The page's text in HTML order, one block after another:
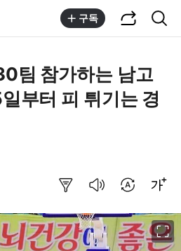
구독
팀 참가하는 남고
부터 피 튀기는 경